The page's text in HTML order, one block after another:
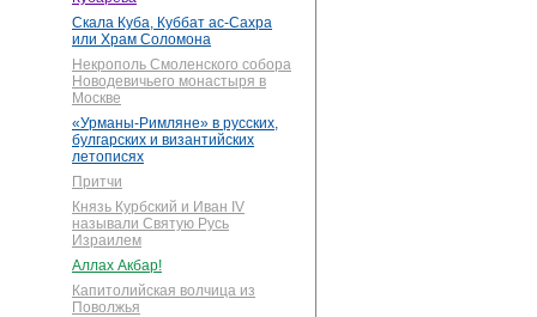
Скала Куба, Куббат ас-Сахра
или Храм Соломона
Некрополь Смоленского собора
Новодевичьего монастыря в
Москве
«Урманы-Римляне» в русских,
булгарских и византийских
летописях
Притчи
Князь Курбский и Иван IV
называли Святую Русь
Израилем
Аллах Акбар!
Капитолийская волчица из
Поволжья